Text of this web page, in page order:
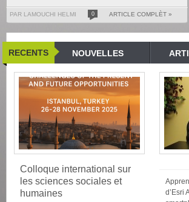
PAR LAMOUCHI HELMI 0 ARTICLE COMPLÈT »
RECENTS NOUVELLES
Colloque international sur
les sciences sociales et
humaines
d’Esri